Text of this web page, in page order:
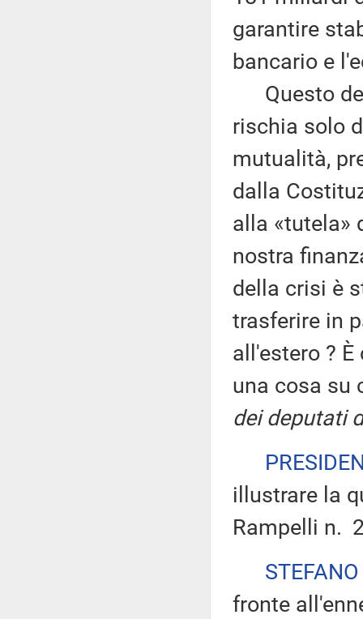
garantire
bancario e
Questo
rischia solo
mutualità,
dalla
alla «tutela»
nostra
della crisi è
trasferire in
all'estero ?
una cosa su
dei deputati
illustrare la
Rampelli n.
fronte